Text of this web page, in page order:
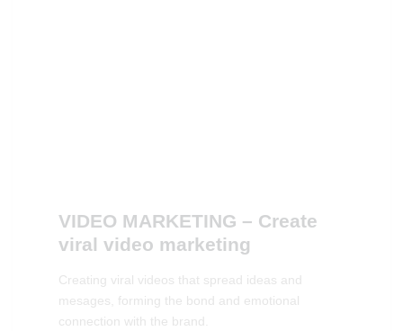
VIDEO MARKETING – Create
viral video marketing
Creating viral videos that spread ideas and
mesages, forming the bond and emotional
connection with the brand.